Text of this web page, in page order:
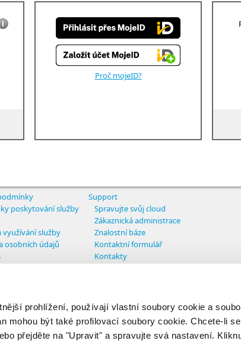
prohlížení, používají vlastní soubory cookie a
mohou být také profilovací soubory cookie. Chcete-li
přejděte na "Upravit" a spravujte svá nastavení.
Proč mojeID?
poskytování služby
využívání služby
osobních údajů
Support
Spravujte svůj cloud
Zákaznická administrace
Znalostní báze
Kontaktní formulář
Kontakty